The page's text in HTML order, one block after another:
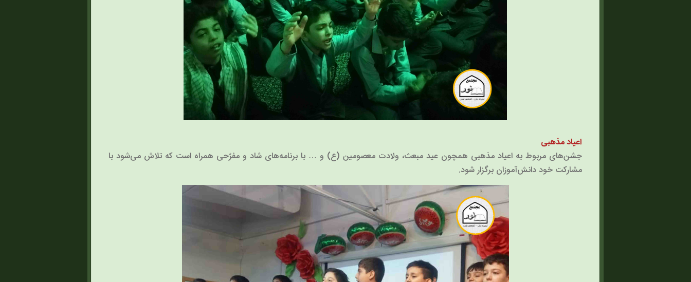
اعیاد مذهبی
جشن‌های مربوط به اعیاد مذهبی همچون عید مبعث، ولادت معصومین (ع) و … با برنامه‌های شاد و مفرّحی همراه است که تلاش می‌شود با
مشارکت خود دانش‌آموزان برگزار شود.